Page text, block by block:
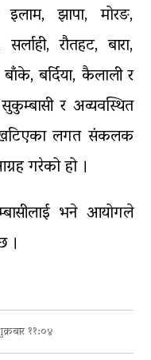
झापा, मोरङ,
रौतहट, बारा,
बर्दिया, कैलाली र
र अव्यवस्थित
खटिएका लगत संकलक
गरेको हो ।
भने आयोगले
।
११:०४